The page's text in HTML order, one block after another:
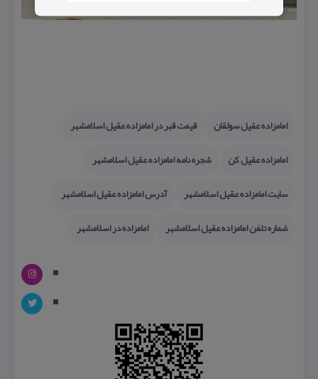
امامزاده عقیل سولقان
قیمت قبر در امامزاده عقیل اسلامشهر
امامزاده عقیل كن
شجره نامه امامزاده عقیل اسلامشهر
سایت امامزاده عقیل اسلامشهر
آدرس امامزاده عقیل اسلامشهر
شماره تلفن امامزاده عقیل اسلامشهر
امامزاده در اسلامشهر